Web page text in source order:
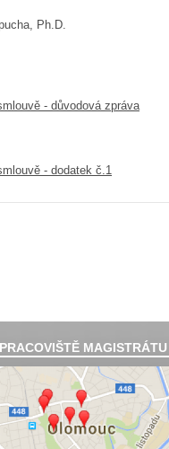
Ph.D.
- důvodová zpráva
- dodatek č.1
PRACOVIŠTĚ MAGISTRÁTU